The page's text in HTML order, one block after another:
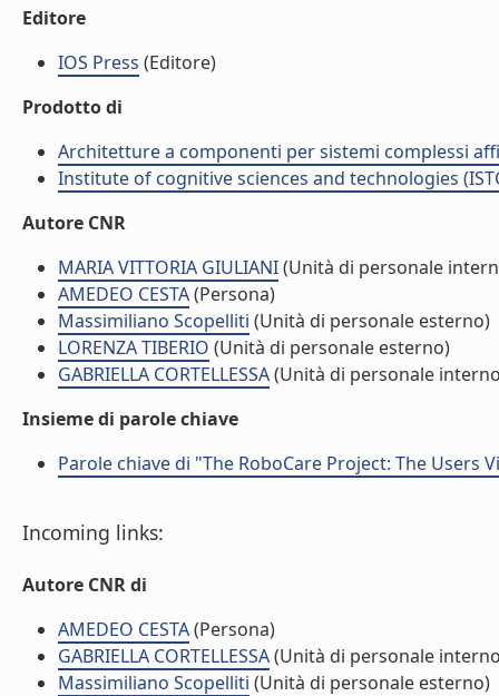
Editore
IOS Press (Editore)
Prodotto di
Architetture a componenti per sistemi complessi
Institute of cognitive sciences and technologies
Autore CNR
MARIA VITTORIA GIULIANI(Unità di personale
AMEDEO CESTA(Persona)
Massimiliano Scopelliti (Unità di personale esterno)
LORENZA TIBERIO (Unità di personale esterno)
GABRIELLA CORTELLESSA(Unità di personale
Insieme di parole chiave
Parole chiave di "The RoboCare Project: The Users
Incoming links:
Autore CNR di
AMEDEO CESTA(Persona)
GABRIELLA CORTELLESSA(Unità di personale
Massimiliano Scopelliti (Unità di personale esterno)